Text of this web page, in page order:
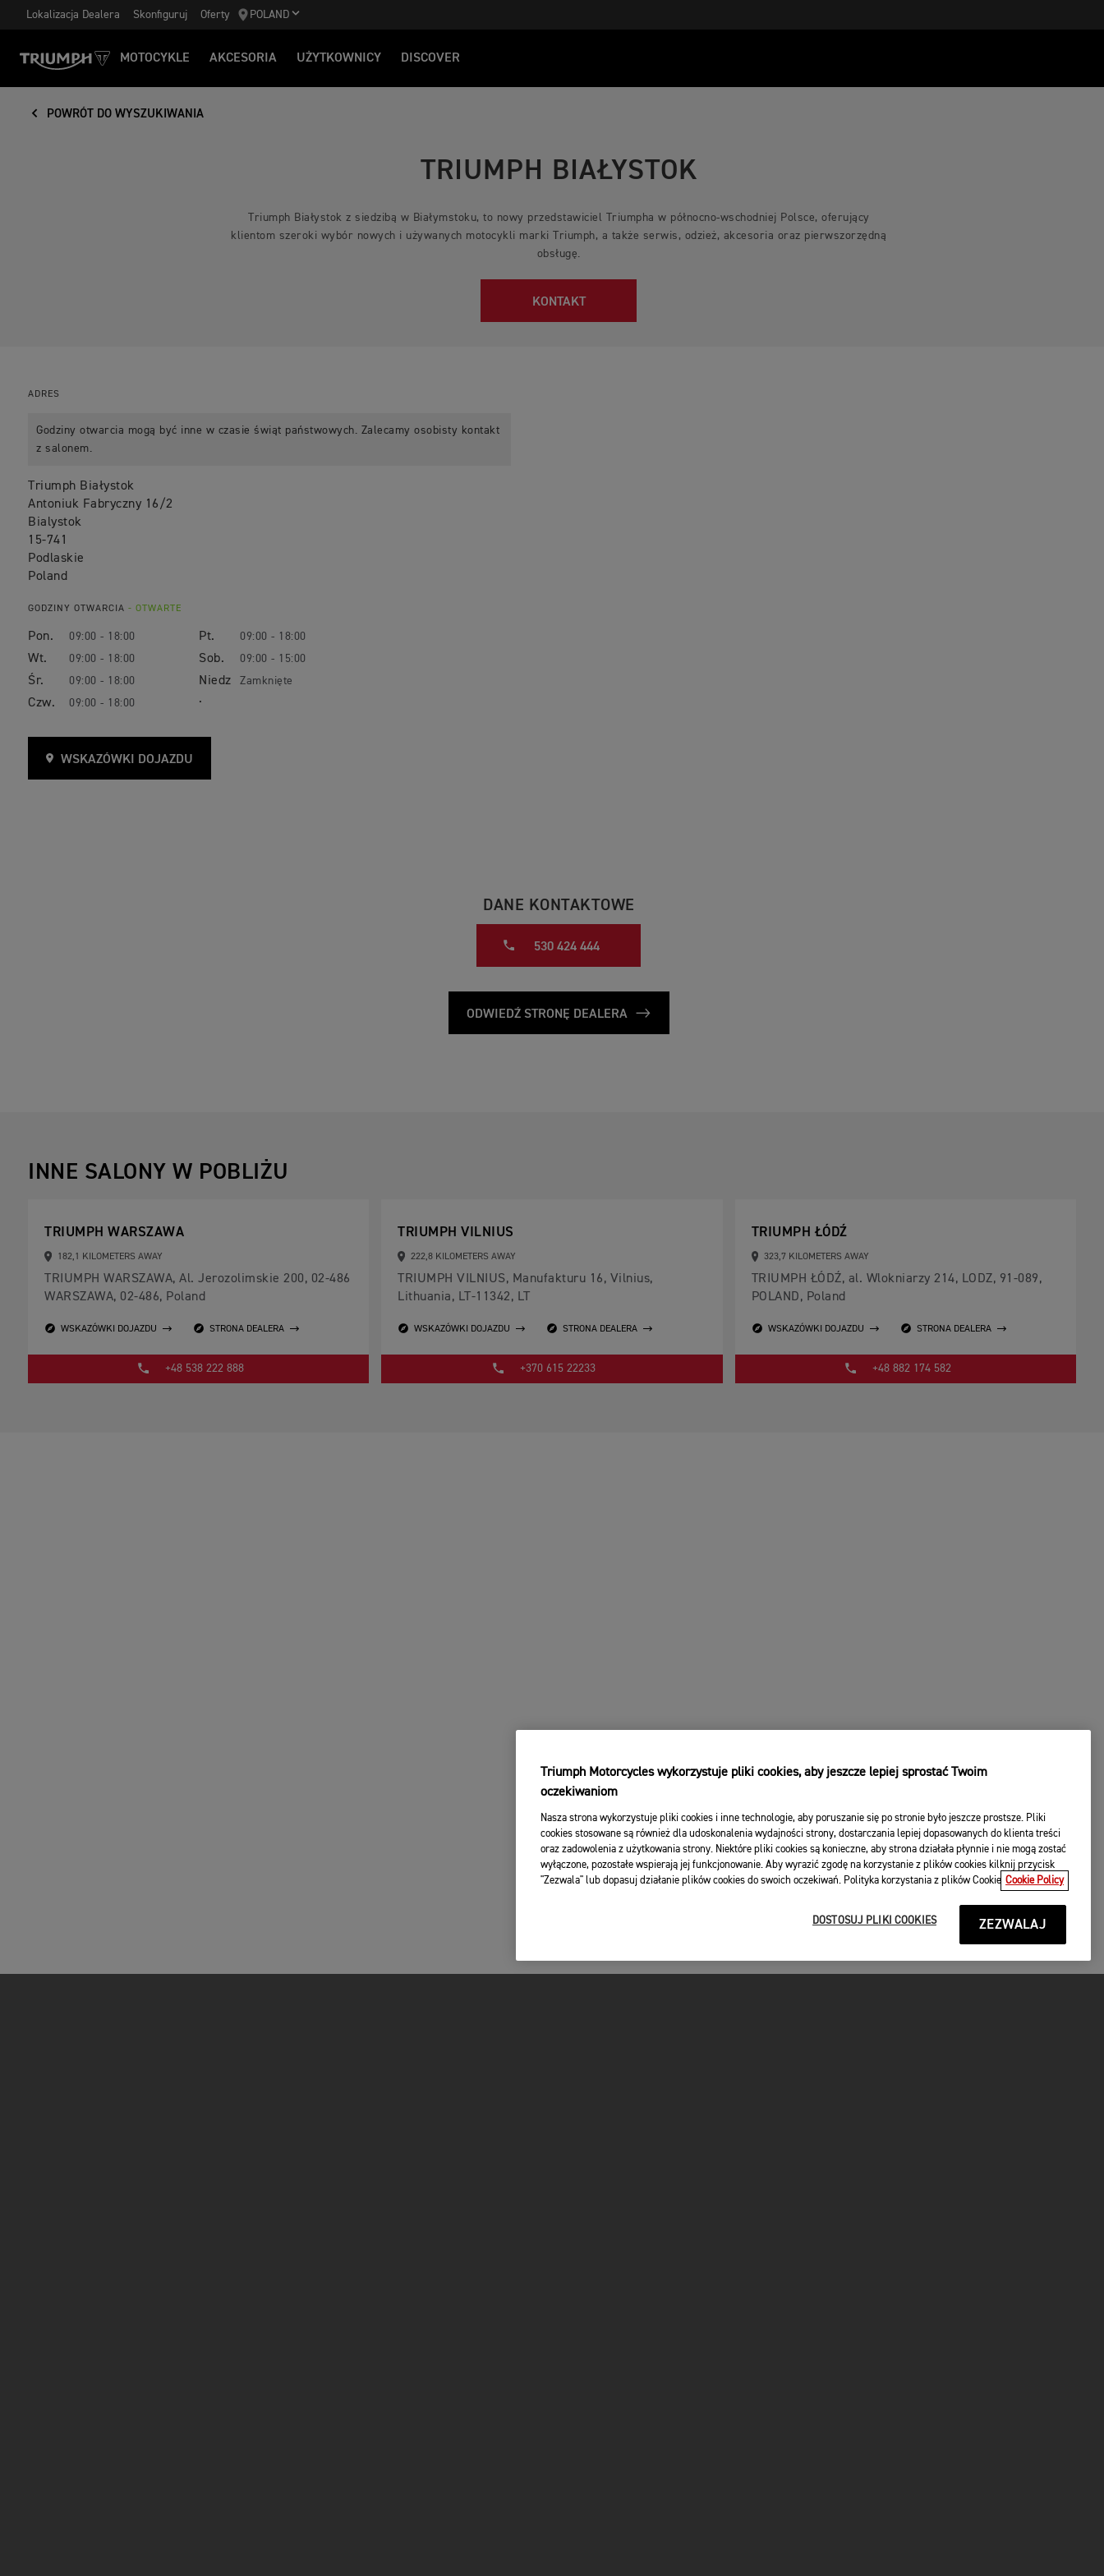
Lokalizacja Dealera Skonfiguruj Oferty POLAND
MOTOCYKLE AKCESORIA UŻYTKOWNICY DISCOVER
POWRÓT DO WYSZUKIWANIA
TRIUMPH BIAŁYSTOK
Triumph Białystok z siedzibą w Białymstoku, to nowy przedstawiciel Triumpha w północno-wschodniej Polsce, oferujący
klientom szeroki wybór nowych i używanych motocykli marki Triumph, a także serwis, odzież, akcesoria oraz pierwszorzędną
obsługę.
KONTAKT
ADRES
Godziny otwarcia mogą być inne w czasie świąt państwowych. Zalecamy osobisty kontakt
z salonem.
Triumph Białystok
Antoniuk Fabryczny 16/2
Bialystok
15-741
Podlaskie
Poland
GODZINY OTWARCIA - OTWARTE
Pon. 09:00 - 18:00
Wt. 09:00 - 18:00
Śr. 09:00 - 18:00
Czw. 09:00 - 18:00
Pt. 09:00 - 18:00
Sob. 09:00 - 15:00
Niedz
.
Zamknięte
WSKAZÓWKI DOJAZDU
DANE KONTAKTOWE
530 424 444
ODWIEDŹ STRONĘ DEALERA
INNE SALONY W POBLIŻU
TRIUMPH WARSZAWA
182,1 KILOMETERS AWAY
TRIUMPH WARSZAWA, Al. Jerozolimskie 200, 02-486
WARSZAWA, 02-486, Poland
WSKAZÓWKI DOJAZDU STRONA DEALERA
+48 538 222 888
TRIUMPH VILNIUS
222,8 KILOMETERS AWAY
TRIUMPH VILNIUS, Manufakturu 16, Vilnius,
Lithuania, LT-11342, LT
WSKAZÓWKI DOJAZDU STRONA DEALERA
+370 615 22233
TRIUMPH ŁÓDŹ
323,7 KILOMETERS AWAY
TRIUMPH ŁÓDŹ, al. Wlokniarzy 214, LODZ, 91-089,
POLAND, Poland
WSKAZÓWKI DOJAZDU STRONA DEALERA
+48 882 174 582
Triumph Motorcycles wykorzystuje pliki cookies, aby jeszcze lepiej sprostać Twoim
oczekiwaniom
Nasza strona wykorzystuje pliki cookies i inne technologie, aby poruszanie się po stronie było jeszcze prostsze. Pliki
cookies stosowane są również dla udoskonalenia wydajności strony, dostarczania lepiej dopasowanych do klienta treści
oraz zadowolenia z użytkowania strony. Niektóre pliki cookies są konieczne, aby strona działała płynnie i nie mogą zostać
wyłączone, pozostałe wspierają jej funkcjonowanie. Aby wyrazić zgodę na korzystanie z plików cookies kilknij przycisk
"Zezwala" lub dopasuj działanie plików cookies do swoich oczekiwań. Polityka korzystania z plików Cookie Cookie Policy
DOSTOSUJ PLIKI COOKIES ZEZWALAJ